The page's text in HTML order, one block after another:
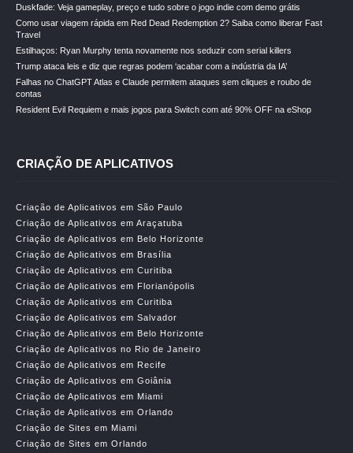
Duskfade: Veja gameplay, preço e tudo sobre o jogo indie com demo grátis
Como usar viagem rápida em Red Dead Redemption 2? Saiba como liberar Fast
Travel
Estilhaços: Ryan Murphy tenta novamente nos seduzir com serial killers
Trump ataca leis e diz que regras podem ‘acabar com a indústria da IA’
Falhas no ChatGPT Atlas e Claude permitem ataques sem cliques e roubo de
contas
Resident Evil Requiem e mais jogos para Switch com até 90% OFF na eShop
CRIAÇÃO DE APLICATIVOS
Criação de Aplicativos em São Paulo
Criação de Aplicativos em Araçatuba
Criação de Aplicativos em Belo Horizonte
Criação de Aplicativos em Brasília
Criação de Aplicativos em Curitiba
Criação de Aplicativos em Florianópolis
Criação de Aplicativos em Curitiba
Criação de Aplicativos em Salvador
Criação de Aplicativos em Belo Horizonte
Criação de Aplicativos no Rio de Janeiro
Criação de Aplicativos em Recife
Criação de Aplicativos em Goiânia
Criação de Aplicativos em Miami
Criação de Aplicativos em Orlando
Criação de Sites em Miami
Criação de Sites em Orlando